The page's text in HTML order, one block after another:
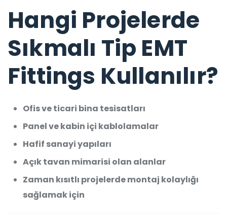
Hangi Projelerde
Sıkmalı Tip EMT
Fittings Kullanılır?
Ofis ve ticari bina tesisatları
Panel ve kabin içi kablolamalar
Hafif sanayi yapıları
Açık tavan mimarisi olan alanlar
Zaman kısıtlı projelerde montaj kolaylığı
sağlamak için